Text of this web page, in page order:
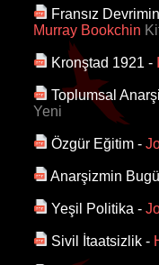
Fransız
Murray Bookchin
Kronştad 1921 -
Toplumsal
Yeni
Özgür Eğitim -
Anarşizmin
Yeşil Politika -
Sivil İtaatsizlik -